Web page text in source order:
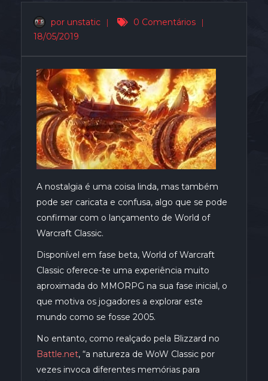
por unstatic | 0 Comentários
|
18/05/2019
A nostalgia é uma coisa linda, mas também
pode ser caricata e confusa, algo que se pode
confirmar com o lançamento de World of
Warcraft Classic.
Disponível em fase beta, World of Warcraft
Classic oferece-te uma experiência muito
aproximada do MMORPG na sua fase inicial, o
que motiva os jogadores a explorar este
mundo como se fosse 2005.
No entanto, como realçado pela Blizzard no
Battle.net, “a natureza de WoW Classic por
vezes invoca diferentes memórias para